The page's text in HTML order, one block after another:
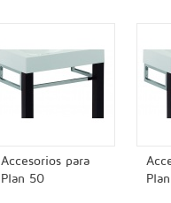
Accesorios para
Plan 50